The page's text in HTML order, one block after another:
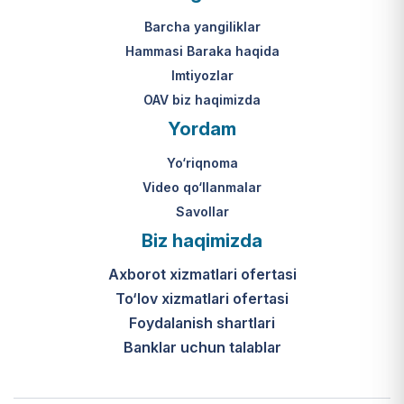
Mahkamasining 2024-yil 31-maydagi
313-son qarori.
yakuniy qaror qabul qilinishi 10 ish
kuni ichida amalga oshiriladi.
К какому виду помощи
относится услуга по
установке пандуса?
эта услуга входит в перечень
мер по адаптации жилищно-
бытовых условий лиц,
уходе, для создания
безбарьерной среды.
Barcha yangiliklar
Hammasi Baraka haqida
Imtiyozlar
OAV biz haqimizda
Yordam
Yo‘riqnoma
Video qo‘llanmalar
Savollar
Biz haqimizda
Axborot xizmatlari ofertasi
To‘lov xizmatlari ofertasi
Foydalanish shartlari
Banklar uchun talablar